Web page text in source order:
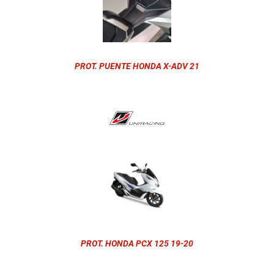
PROT. PUENTE HONDA X-ADV 21
PROT. HONDA PCX 125 19-20